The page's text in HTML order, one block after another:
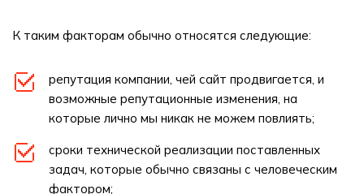
К таким факторам обычно относятся следующие:
репутация компании, чей сайт продвигается, и
возможные репутационные изменения, на
которые лично мы никак не можем повлиять;
сроки технической реализации поставленных
задач, которые обычно связаны с человеческим
фактором;